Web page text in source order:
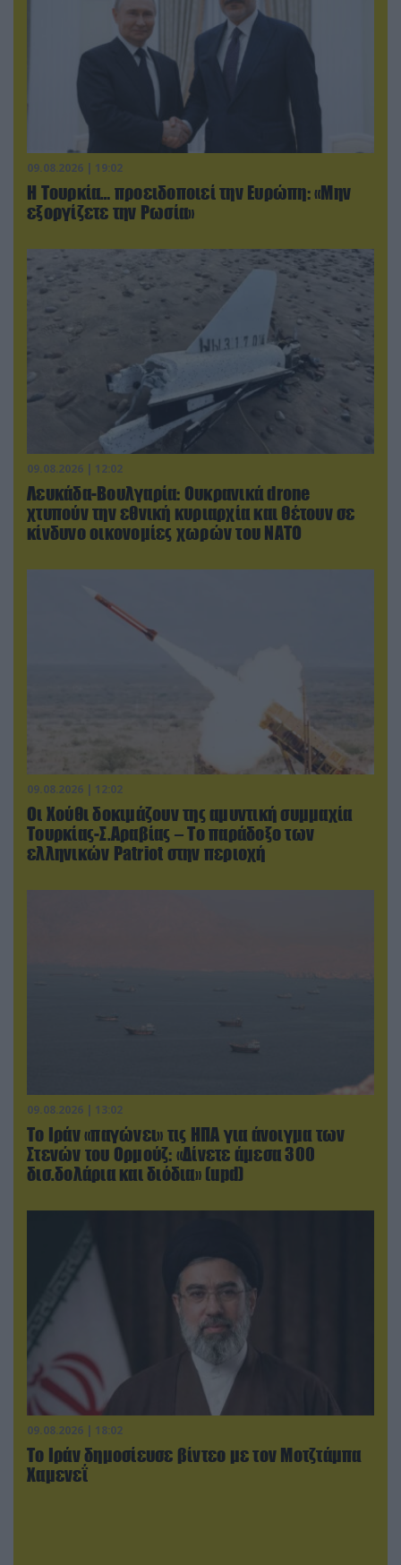
09.08.2026 | 19:02
Η Τουρκία… προειδοποιεί την Ευρώπη: «Μην
εξοργίζετε την Ρωσία»
09.08.2026 | 12:02
Λευκάδα-Βουλγαρία: Ουκρανικά drone
χτυπούν την εθνική κυριαρχία και θέτουν σε
κίνδυνο οικονομίες χωρών του ΝΑΤΟ
09.08.2026 | 12:02
Οι Χούθι δοκιμάζουν της αμυντική συμμαχία
Τουρκίας-Σ.Αραβίας – Το παράδοξο των
ελληνικών Patriot στην περιοχή
09.08.2026 | 13:02
Το Ιράν «παγώνει» τις ΗΠΑ για άνοιγμα των
Στενών του Ορμούζ: «Δίνετε άμεσα 300
δισ.δολάρια και διόδια» (upd)
09.08.2026 | 18:02
Το Ιράν δημοσίευσε βίντεο με τον Μοτζτάμπα
Χαμενεΐ